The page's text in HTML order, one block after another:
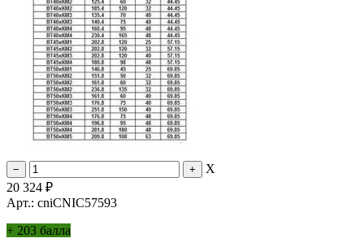
X
20 324 ₽
Арт.: cniCNIC57593
+ 203 балла